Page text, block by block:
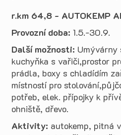
r.km 64,8 - AUTOKEMP
Provozní doba: 1.5.-30.9.
Další možnosti: Umývárny
kuchyňka s vařiči,prostor
prádla, boxy s chladídím
místností pro
potřeb, elek. přípojky k
ohniště, dřevo.
Aktivity: autokemp, pitná